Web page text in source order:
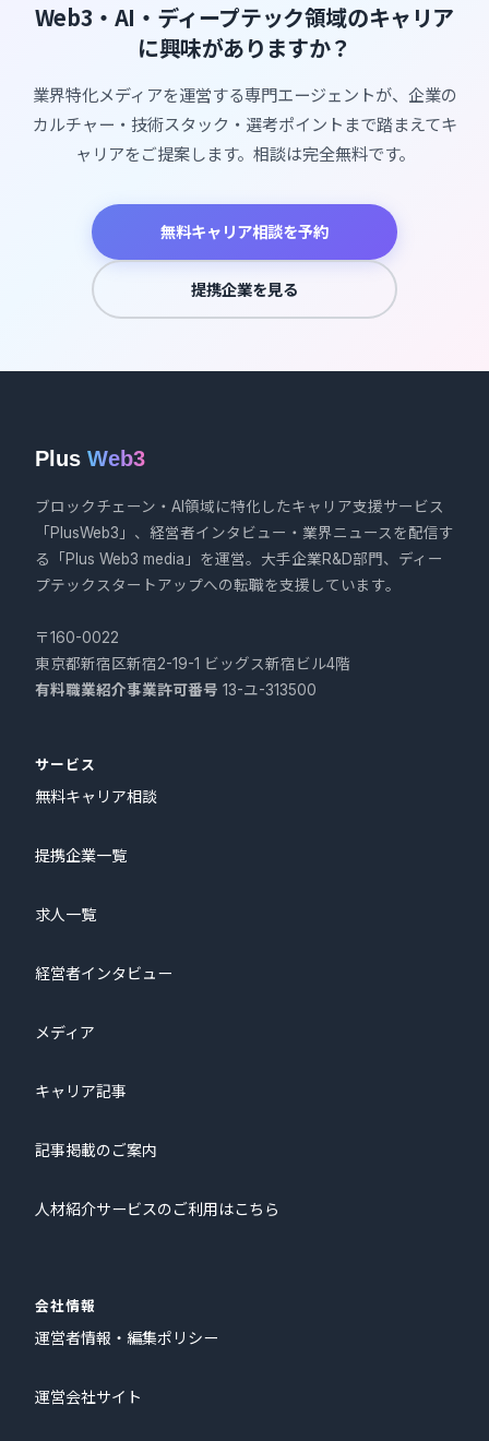
Web3・AI・ディープテック領域のキャリア
に興味がありますか？
業界特化メディアを運営する専門エージェントが、企業の
カルチャー・技術スタック・選考ポイントまで踏まえてキ
ャリアをご提案します。相談は完全無料です。
無料キャリア相談を予約
提携企業を見る
Plus Web3
ブロックチェーン・AI領域に特化したキャリア支援サービス
「PlusWeb3」、経営者インタビュー・業界ニュースを配信す
る「Plus Web3 media」を運営。大手企業R&D部門、ディー
プテックスタートアップへの転職を支援しています。
〒160-0022
東京都新宿区新宿2-19-1 ビッグス新宿ビル4階
有料職業紹介事業許可番号 13-ユ-313500
サービス
無料キャリア相談
提携企業一覧
求人一覧
経営者インタビュー
メディア
キャリア記事
記事掲載のご案内
人材紹介サービスのご利用はこちら
会社情報
運営者情報・編集ポリシー
運営会社サイト